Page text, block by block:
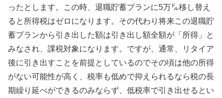
ったとします。この時、退職貯蓄プランに5万㌦移し替え
ると所得税はゼロになります。その代わり将来この退職貯
蓄プランから引き出した額は引き出し額全額が「所得」と
みなされ、課税対象になります。ですが、通常、リタイア
後に引き出すことを前提としているのでその頃は他の所得
がない可能性が高く、税率も低めで抑えられるなら税の長
期繰り延べができるのみならず、低税率で引き出せるとい